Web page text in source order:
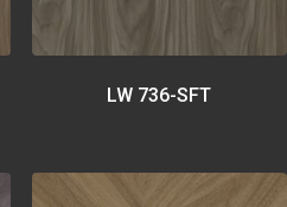
LW 736-SFT